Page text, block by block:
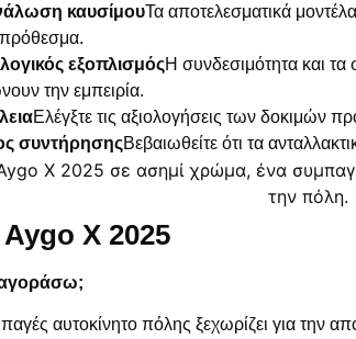
καυσίμουΤα αποτελεσματικά
εξοπλισμόςΗ συνδεσιμότητα και
την εμπειρία.
Ελέγξτε τις αξιολογήσεις των δοκιμών
συντήρησηςΒεβαιωθείτε ότι τα
X 2025
αγοράσω;
αυτοκίνητο πόλης ξεχωρίζει για την